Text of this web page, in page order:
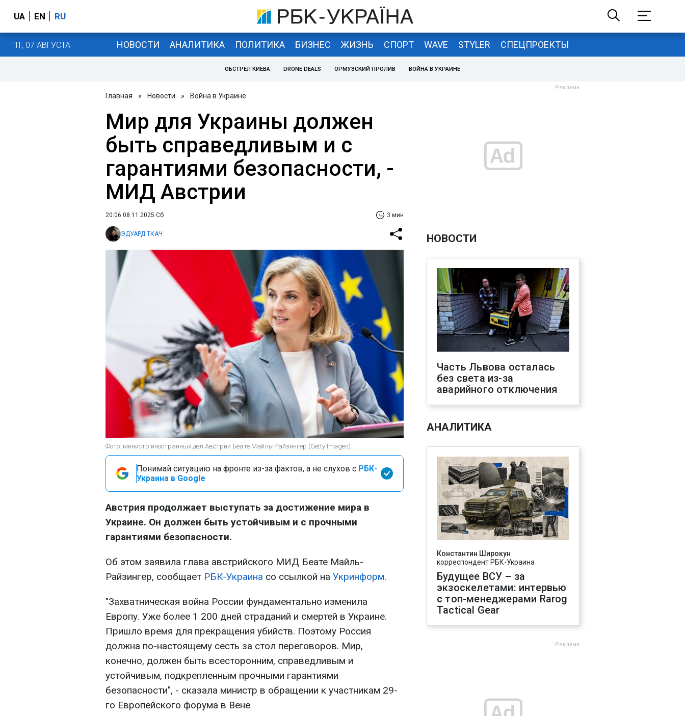
UA EN RU
ПТ, 07 АВГУСТА НОВОСТИ АНАЛИТИКА ПОЛИТИКА БИЗНЕС ЖИЗНЬ СПОРТ WAVE STYLER СПЕЦПРОЕКТЫ
ОБСТРЕЛ КИЕВА DRONE DEALS ОРМУЗСКИЙ ПРОЛИВ ВОЙНА В УКРАИНЕ
Главная » Новости » Война в Украине
Мир для Украины должен
быть справедливым и с
гарантиями безопасности, -
МИД Австрии
20:06 08.11.2025 Сб 3 мин
ЭДУАРД ТКАЧ
Фото: министр иностранных дел Австрии Беате Майль-Райзингер (Getty Images)
Понимай ситуацию на фронте из-за фактов, а не слухов с РБК-
Украина в Google
Австрия продолжает выступать за достижение мира в
Украине. Он должен быть устойчивым и с прочными
гарантиями безопасности.
Об этом заявила глава австрийского МИД Беате Майль-
Райзингер, сообщает РБК-Украина со ссылкой на Укринформ.
"Захватническая война России фундаментально изменила
Европу. Уже более 1 200 дней страданий и смертей в Украине.
Пришло время для прекращения убийств. Поэтому Россия
должна по-настоящему сесть за стол переговоров. Мир,
конечно, должен быть всесторонним, справедливым и
устойчивым, подкрепленным прочными гарантиями
безопасности", - сказала министр в обращении к участникам 29-
го Европейского форума в Вене
НОВОСТИ
Часть Львова осталась
без света из-за
аварийного отключения
АНАЛИТИКА
Константин Широкун
корреспондент РБК-Украина
Будущее ВСУ – за
экзоскелетами: интервью
с топ-менеджерами Rarog
Tactical Gear